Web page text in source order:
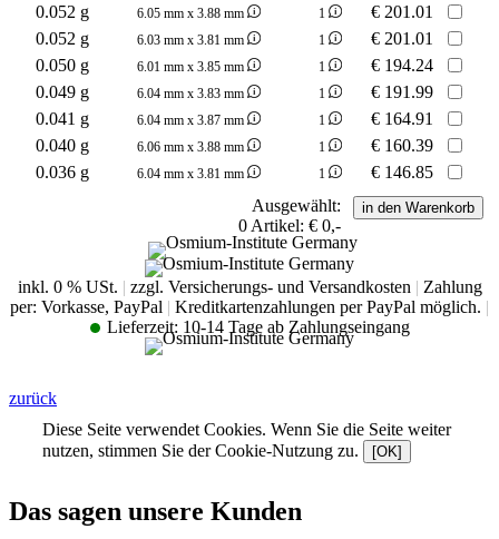
0.052 g
6.05 mm x 3.88 mm 1 € 201.01
0.052 g
6.03 mm x 3.81 mm 1 € 201.01
0.050 g
6.01 mm x 3.85 mm 1 € 194.24
0.049 g
6.04 mm x 3.83 mm 1 € 191.99
0.041 g
6.04 mm x 3.87 mm 1 € 164.91
0.040 g
6.06 mm x 3.88 mm 1 € 160.39
0.036 g
6.04 mm x 3.81 mm 1 € 146.85
Ausgewählt:
0 Artikel: € 0,-
inkl. 0 % USt. | zzgl. Versicherungs- und Versandkosten | Zahlung
per: Vorkasse, PayPal | Kreditkartenzahlungen per PayPal möglich. |
Lieferzeit: 10-14 Tage ab Zahlungseingang
zurück
Diese Seite verwendet Cookies. Wenn Sie die Seite weiter
nutzen, stimmen Sie der Cookie-Nutzung zu.
[OK]
Das sagen unsere Kunden